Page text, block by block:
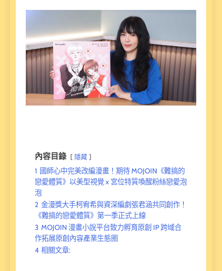
內容目錄 隱藏
1 國師心中完美改編漫畫！期待 MOJOIN《難搞的
戀愛體質》以美型視覺 x 宮位特質喚醒粉絲戀愛泡
泡
2 金漫獎大手柯宥希與資深編劇張君涵共同創作！
《難搞的戀愛體質》第一季正式上線
3 MOJOIN 漫畫小說平台致力孵育原創 IP 跨域合
作拓展原創內容產業生態圈
4 相關文章: